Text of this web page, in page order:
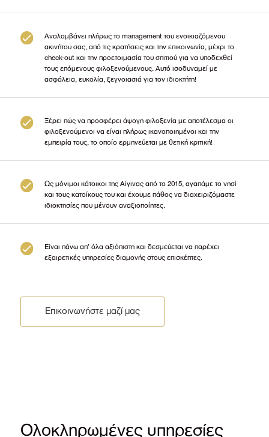
Αναλαμβάνει πλήρως το management του ενοικιαζόμενου
ακινήτου σας, από τις κρατήσεις και την επικοινωνία, μέχρι το
check-out και την προετοιμασία του σπιτιού για να υποδεχθεί
τους επόμενους φιλοξενούμενους. Αυτό ισοδυναμεί με
ασφάλεια, ευκολία, ξεγνοιασιά για τον ιδιοκτήτη!
Ξέρει πώς να προσφέρει άψογη φιλοξενία με αποτέλεσμα οι
φιλοξενούμενοι να είναι πλήρως ικανοποιημένοι και την
εμπειρία τους, το οποίο ερμηνεύεται με θετική κριτική!
Ως μόνιμοι κάτοικοι της Αίγινας από το 2015, αγαπάμε το νησί
και τους κατοίκους του και έχουμε πάθος να διαχειριζόμαστε
ιδιοκτησίες που μένουν αναξιοποίητες.
Είναι πάνω απ’ όλα αξιόπιστη και δεσμεύεται να παρέχει
εξαιρετικές υπηρεσίες διαμονής στους επισκέπτες.
Επικοινωνήστε μαζί μας
Ολοκληρωμένες υπηρεσίες